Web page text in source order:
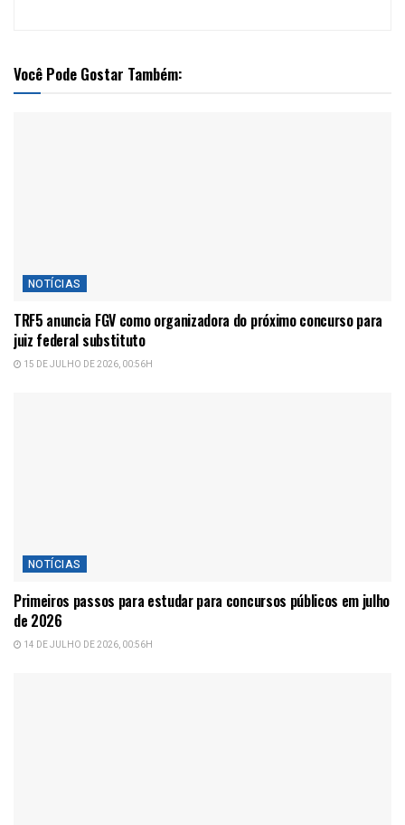
Você Pode Gostar Também:
NOTÍCIAS
TRF5 anuncia FGV como organizadora do próximo concurso para
juiz federal substituto
15 DE JULHO DE 2026, 00:56H
NOTÍCIAS
Primeiros passos para estudar para concursos públicos em julho
de 2026
14 DE JULHO DE 2026, 00:56H